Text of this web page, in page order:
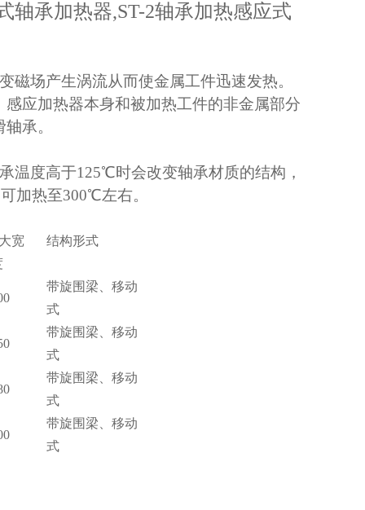
轴承加热器,ST-2轴承加热感应式
场产生涡流从而使金属工件迅速发热。
应加热器本身和被加热工件的非金属部分
承。
温度高于125℃时会改变轴承材质的结构，
加热至300℃左右。
结构形式
宽
带旋围梁、移动
式
带旋围梁、移动
式
带旋围梁、移动
式
带旋围梁、移动
式